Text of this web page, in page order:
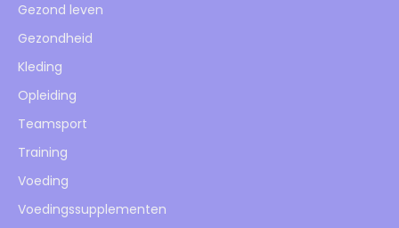
Gezond leven
Gezondheid
Kleding
Opleiding
Teamsport
Training
Voeding
Voedingssupplementen